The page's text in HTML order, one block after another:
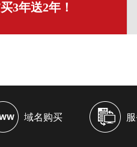
理
3年送2年！
域名购买